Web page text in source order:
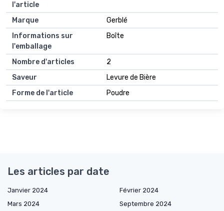
l'article
Marque
Gerblé
Informations sur
l'emballage
Boîte
Nombre d'articles
2
Saveur
Levure de Bière
Forme de l'article
Poudre
Les articles par date
Janvier 2024
Février 2024
Mars 2024
Septembre 2024